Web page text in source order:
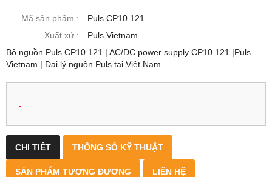
Mã sản phẩm :
Puls CP10.121
Xuất xứ :
Puls Vietnam
Bộ nguồn Puls CP10.121 | AC/DC power supply CP10.121 |Puls
Vietnam | Đại lý nguồn Puls tại Việt Nam
CHI TIẾT THÔNG SỐ KỸ THUẬT
SẢN PHẨM TƯƠNG ĐƯƠNG LIÊN HỆ